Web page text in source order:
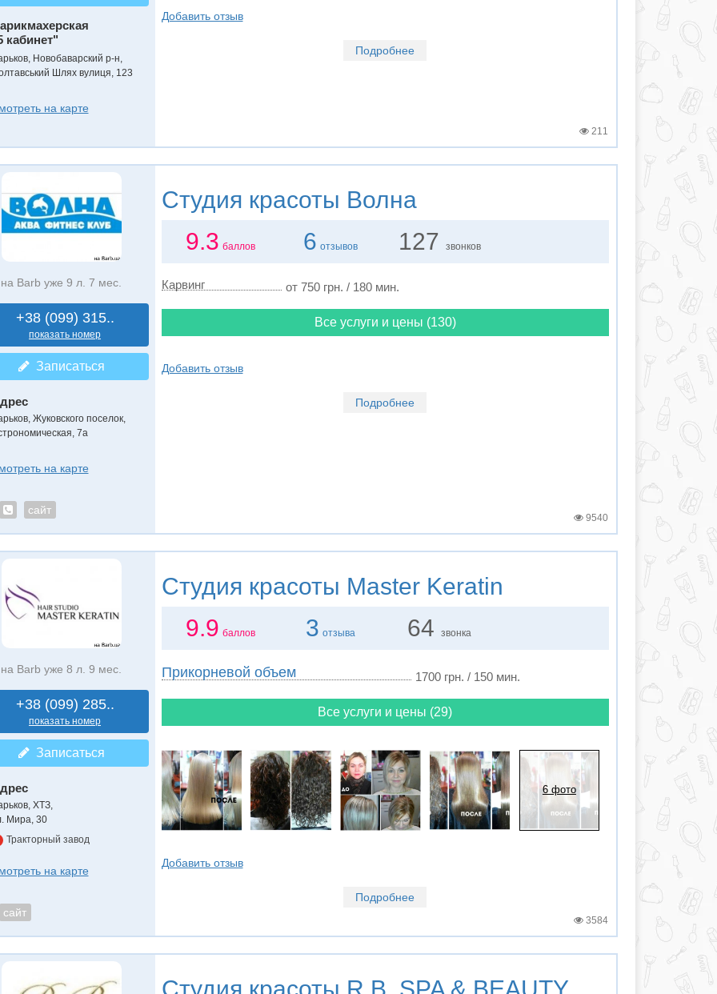
кабинет"
Новобаварский р-н,
Шлях вулиця, 123
на карте
Добавить отзыв
Подробнее
211
на Barb уже 9 л. 7 мес.
+38 (099) 315..
показать номер
Записаться
Жуковского поселок,
7а
на карте
сайт
Студия красоты Волна
9.3 баллов 6 отзывов 127 звонков
Карвинг от 750 грн. / 180 мин.
Все услуги и цены (130)
Добавить отзыв
Подробнее
9540
на Barb уже 8 л. 9 мес.
+38 (099) 285..
показать номер
Записаться
ХТЗ,
Мира, 30
Тракторный завод
на карте
сайт
Студия красоты Master Keratin
9.9 баллов 3 отзыва 64звонка
Прикорневой объем 1700 грн. / 150 мин.
Все услуги и цены (29)
6 фото
Добавить отзыв
Подробнее
3584